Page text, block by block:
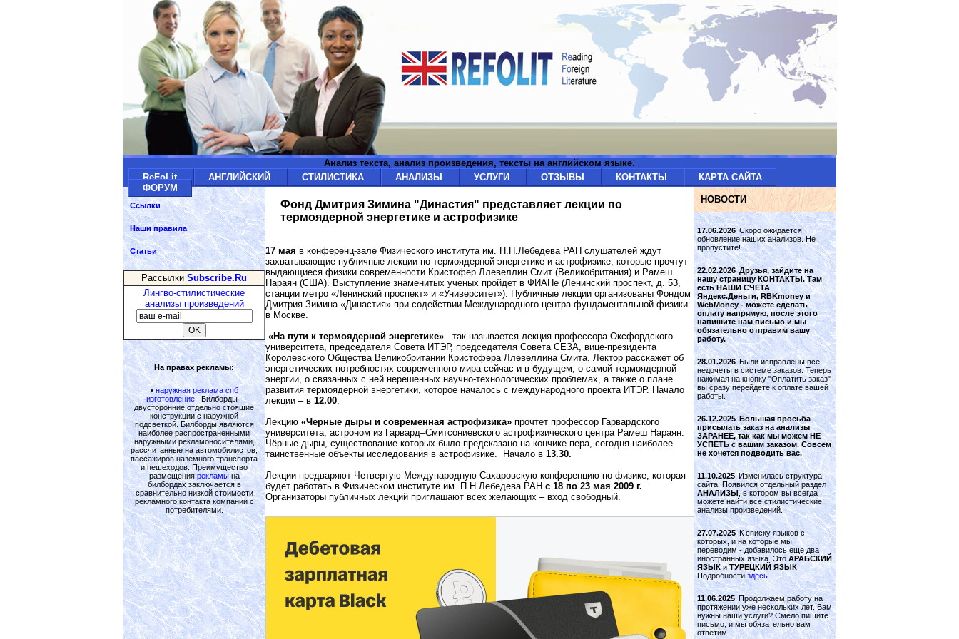
Анализ текста, анализ произведения, тексты на английском языке.
ReFoLit
АНГЛИЙСКИЙ СТИЛИСТИКА АНАЛИЗЫ УСЛУГИ ОТЗЫВЫ КОНТАКТЫ
КАРТА САЙТА
ФОРУМ
Фонд Дмитрия Зимина "Династия" представляет лекции по
термоядерной энергетике и астрофизике
17 мая в конференц-зале Физического института им. П.Н.Лебедева РАН слушателей ждут
захватывающие публичные лекции по термоядерной энергетике и астрофизике, которые прочтут
выдающиеся физики современности Кристофер Ллевеллин Смит (Великобритания) и Рамеш
Нараян (США). Выступление знаменитых ученых пройдет в ФИАНе (Ленинский проспект, д. 53,
станции метро «Ленинский проспект» и «Университет»). Публичные лекции организованы Фондом
Дмитрия Зимина «Династия» при содействии Международного центра фундаментальной физики
в Москве.
«На пути к термоядерной энергетике» - так называется лекция профессора Оксфордского
университета, председателя Совета ИТЭР, председателя Совета СЕЗА, вице-президента
Королевского Общества Великобритании Кристофера Ллевеллина Смита. Лектор расскажет об
энергетических потребностях современного мира сейчас и в будущем, о самой термоядерной
энергии, о связанных с ней нерешенных научно-технологических проблемах, а также о плане
развития термоядерной энергетики, которое началось с международного проекта ИТЭР. Начало
лекции – в 12.00.
Лекцию «Черные дыры и современная астрофизика» прочтет профессор Гарвардского
университета, астроном из Гарвард–Смитсониевского астрофизического центра Рамеш Нараян.
Чёрные дыры, существование которых было предсказано на кончике пера, сегодня наиболее
таинственные объекты исследования в астрофизике. Начало в 13.30.
Лекции предваряют Четвертую Международную Сахаровскую конференцию по физике, которая
будет работать в Физическом институте им. П.Н.Лебедева РАН с 18 по 23 мая 2009 г.
Организаторы публичных лекций приглашают всех желающих – вход свободный.
Ссылки
Наши правила
Статьи
Рассылки Subscribe.Ru
Лингво-стилистические
анализы произведений
На правах рекламы:
•наружная реклама спб
изготовление. Билборды–
двусторонние отдельно стоящие
конструкции с наружной
подсветкой. Билборды являются
наиболее распространенными
наружными рекламоносителями,
рассчитанные на автомобилистов,
пассажиров наземного транспорта
и пешеходов. Преимущество
размещениярекламына
билбордах заключается в
сравнительно низкой стоимости
рекламного контакта компании с
потребителями.
НОВОСТИ
17.06.2026 Скоро ожидается
обновление наших анализов. Не
пропустите!
22.02.2026 Друзья, зайдите на
нашу страницу КОНТАКТЫ. Там
есть НАШИ СЧЕТА
Яндекс.Деньги, RBKmoney и
WebMoney - можете сделать
оплату напрямую, после этого
напишите нам письмо и мы
обязательно отправим вашу
работу.
28.01.2026 Были исправлены все
недочеты в системе заказов. Теперь
нажимая на кнопку "Оплатить заказ"
вы сразу перейдете к оплате вашей
работы.
26.12.2025 Большая просьба
присылать заказ на анализы
ЗАРАНЕЕ, так как мы можем НЕ
УСПЕТЬ с вашим заказом. Совсем
не хочется подводить вас.
11.10.2025 Изменилась структура
сайта. Появился отдельный раздел
АНАЛИЗЫ, в котором вы всегда
можете найти все стилистические
анализы произведений.
27.07.2025 К списку языков с
которых, и на которые мы
переводим - добавилось еще два
иностранных языка. ЭтоАРАБСКИЙ
ЯЗЫКиТУРЕЦКИЙ ЯЗЫК.
Подробностиздесь
11.06.2025 Продолжаем работу на
протяжении уже нескольких лет. Вам
нужны наши услуги? Смело пишите
письмо, и мы обязательно вам
ответим.